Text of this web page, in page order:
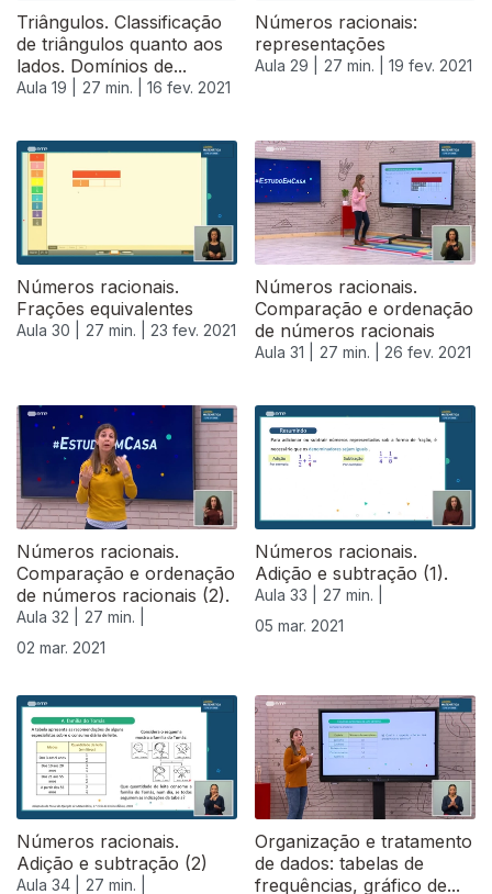
Triângulos. Classificação
de triângulos quanto aos
lados. Domínios de...
Aula 19 | 27 min. | 16 fev. 2021
Números racionais:
representações
Aula 29 | 27 min. | 19 fev. 2021
Números racionais.
Frações equivalentes
Aula 30 | 27 min. | 23 fev. 2021
Números racionais.
Comparação e ordenação
de números racionais
Aula 31 | 27 min. | 26 fev. 2021
Números racionais.
Comparação e ordenação
de números racionais (2).
Aula 32 |
27 min. |
02 mar. 2021
Números racionais.
Adição e subtração (1).
Aula 33 |
27 min. |
05 mar. 2021
Números racionais.
Adição e subtração (2)
Aula 34 | 27 min. |
Organização e tratamento
de dados: tabelas de
frequências, gráfico de...
530113